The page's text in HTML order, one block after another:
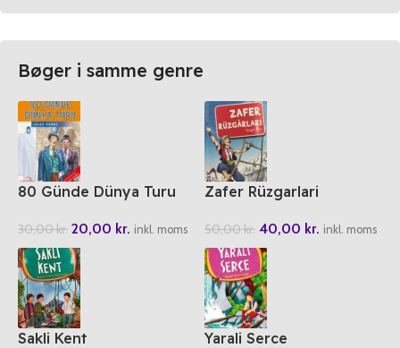
Bøger i samme genre
80 Günde Dünya Turu
30,00kr. 20,00 kr. inkl. moms
Zafer Rüzgarlari
50,00kr. 40,00 kr. inkl. moms
Sakli Kent Yarali Serce